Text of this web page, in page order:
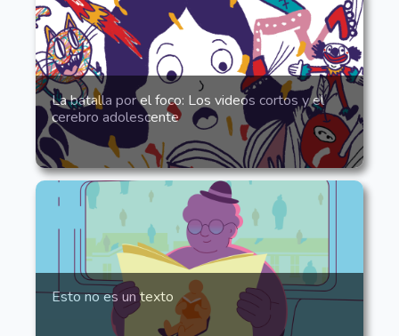
La batalla por el foco: Los videos cortos y el
cerebro adolescente
Esto no es un texto